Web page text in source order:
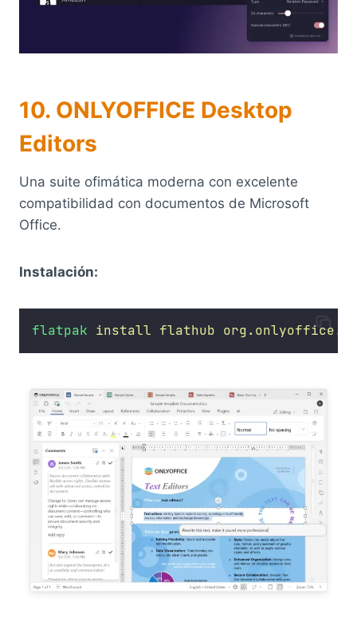
10. ONLYOFFICE Desktop
Editors
Una suite ofimática moderna con excelente
compatibilidad con documentos de Microsoft
Office.
Instalación:
flatpak install flathub